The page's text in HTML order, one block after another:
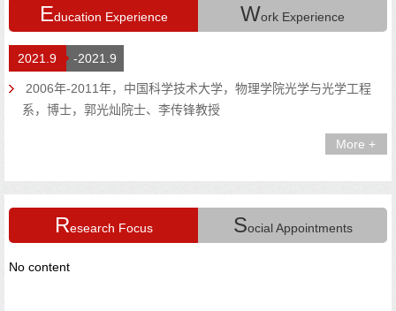
Education Experience Work Experience
2021.9 -2021.9
2006年-2011年，中国科学技术大学，物理学院光学与光学工程
系，博士，郭光灿院士、李传锋教授
More +
Research Focus Social Appointments
No content